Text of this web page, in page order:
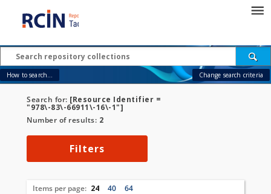
How to search... Change search criteria
Search for: [Resource Identifier =
"978\-83\-66911\-16\-1"]
Number of results: 2
Filters
Items per page: 24 40
64